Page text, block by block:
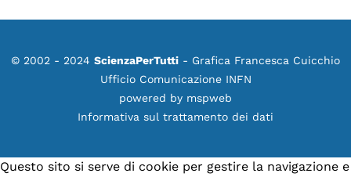
© 2002 - 2024 ScienzaPerTutti - Grafica Francesca Cuicchio
Ufficio Comunicazione INFN
powered by mspweb
Informativa sul trattamento dei dati
Questo sito si serve di cookie per gestire la navigazione e